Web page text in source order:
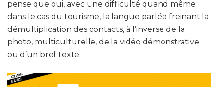
pense que oui, avec une difficulté quand même
dans le cas du tourisme, la langue parlée freinant la
démultiplication des contacts, à l’inverse de la
photo, multiculturelle, de la vidéo démonstrative
ou d’un bref texte.